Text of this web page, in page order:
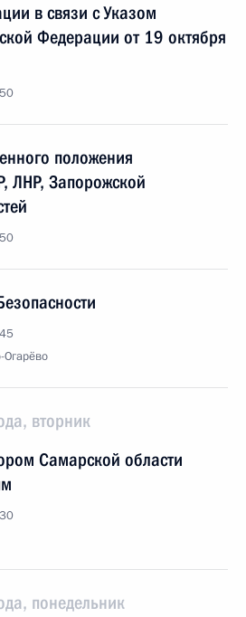
в связи с Указом
Федерации от 19 октября
положения
ЛНР, Запорожской
Огарёво
вторник
Самарской области
понедельник